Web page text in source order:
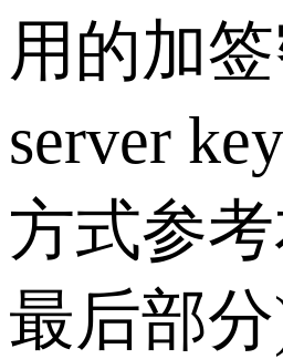
用的加
server
方式参
最后部